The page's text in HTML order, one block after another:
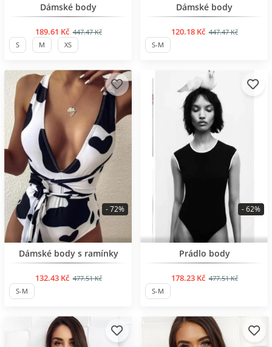
BESTSELLER
Dámské body
189.61 Kč 447.47 Kč
S M XS
BESTSELLER
Dámské body
120.18 Kč 447.47 Kč
S-M
BESTSELLER
Dámské body s ramínky
132.43 Kč 477.51 Kč
- 72%
S-M
BESTSELLER
Prádlo body
178.23 Kč 477.51 Kč
- 62%
S-M